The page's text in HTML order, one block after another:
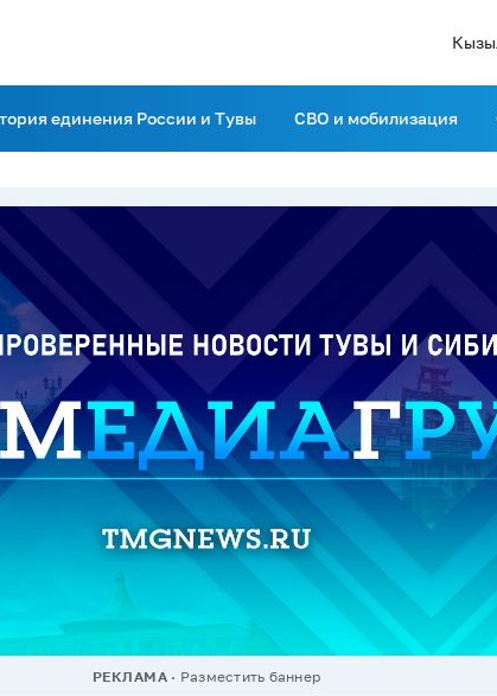
единения России и Тувы СВО и мобилизация
РЕКЛАМА Разместить баннер